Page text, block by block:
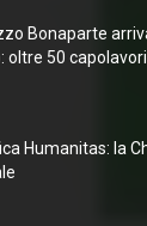
Bonaparte
oltre 50 capolavori
Humanitas: la